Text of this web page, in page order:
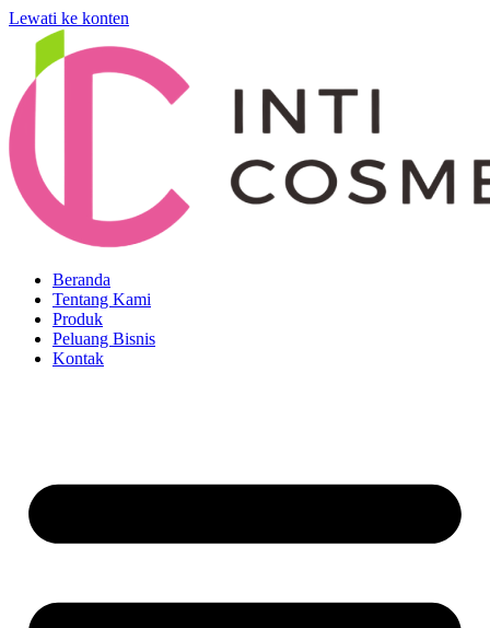
Lewati ke konten
Beranda
Tentang Kami
Produk
Peluang Bisnis
Kontak